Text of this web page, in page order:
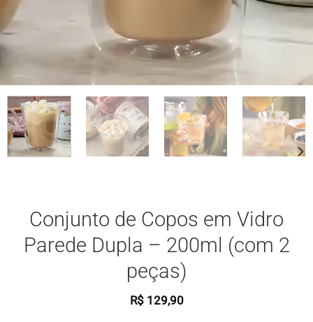
Conjunto de Copos em Vidro
Parede Dupla – 200ml (com 2
peças)
R$129,90